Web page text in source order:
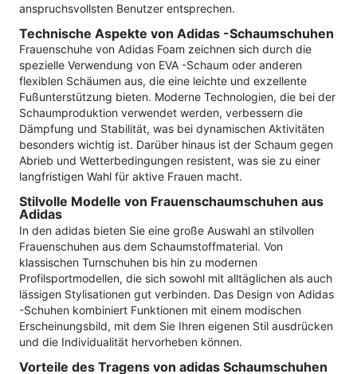
anspruchsvollsten Benutzer entsprechen.
Technische Aspekte von Adidas -Schaumschuhen
Frauenschuhe von Adidas Foam zeichnen sich durch die
spezielle Verwendung von EVA -Schaum oder anderen
flexiblen Schäumen aus, die eine leichte und exzellente
Fußunterstützung bieten. Moderne Technologien, die bei der
Schaumproduktion verwendet werden, verbessern die
Dämpfung und Stabilität, was bei dynamischen Aktivitäten
besonders wichtig ist. Darüber hinaus ist der Schaum gegen
Abrieb und Wetterbedingungen resistent, was sie zu einer
langfristigen Wahl für aktive Frauen macht.
Stilvolle Modelle von Frauenschaumschuhen aus
Adidas
In den adidas bieten Sie eine große Auswahl an stilvollen
Frauenschuhen aus dem Schaumstoffmaterial. Von
klassischen Turnschuhen bis hin zu modernen
Profilsportmodellen, die sich sowohl mit alltäglichen als auch
lässigen Stylisationen gut verbinden. Das Design von Adidas
-Schuhen kombiniert Funktionen mit einem modischen
Erscheinungsbild, mit dem Sie Ihren eigenen Stil ausdrücken
und die Individualität hervorheben können.
Vorteile des Tragens von adidas Schaumschuhen